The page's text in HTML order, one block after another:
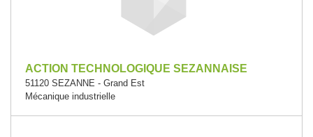
ACTION TECHNOLOGIQUE SEZANNAISE
51120 SEZANNE - Grand Est
Mécanique industrielle